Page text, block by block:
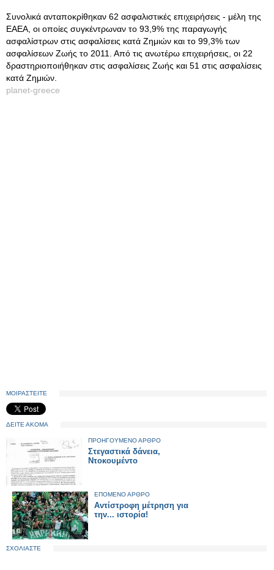
Συνολικά ανταποκρίθηκαν 62 ασφαλιστικές επιχειρήσεις - μέλη της
ΕΑΕΑ, οι οποίες συγκέντρωναν το 93,9% της παραγωγής
ασφαλίστρων στις ασφαλίσεις κατά Ζημιών και το 99,3% των
ασφαλίσεων Ζωής το 2011. Από τις ανωτέρω επιχειρήσεις, οι 22
δραστηριοποιήθηκαν στις ασφαλίσεις Ζωής και 51 στις ασφαλίσεις
κατά Ζημιών.
planet-greece
ΜΟΙΡΑΣΤΕΙΤΕ
ΔΕΙΤΕ ΑΚΟΜΑ
ΠΡΟΗΓΟΥΜΕΝΟ ΑΡΘΡΟ
Στεγαστικά δάνεια,
Ντοκουμέντο
ΕΠΟΜΕΝΟ ΑΡΘΡΟ
Αντίστροφη μέτρηση για
την... ιστορία!
ΣΧΟΛΙΑΣΤΕ